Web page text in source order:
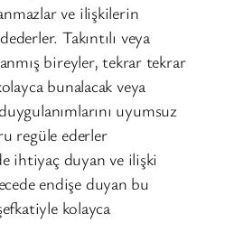
ve ilişkilerin
Takıntılı veya
bireyler, tekrar tekrar
bunalacak veya
uyumsuz
regüle ederler
ihtiyaç duyan ve ilişki
endişe duyan bu
kolayca